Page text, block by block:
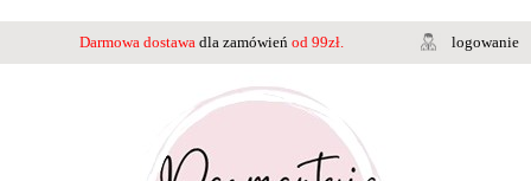
Darmowa dostawa dla zamówień od 99zł. logowanie